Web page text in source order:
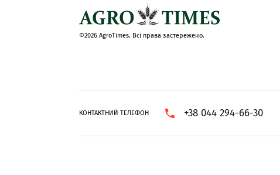
©2026 AgroTimes. Всі права застережено.
КОНТАКТНИЙ ТЕЛЕФОН +38 044 294-66-30